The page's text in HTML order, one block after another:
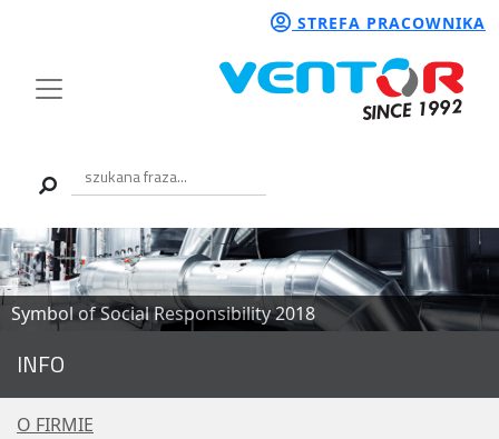
STREFA PRACOWNIKA
Symbol of Social Responsibility 2018
Symbol of Social Responsibility 2018
INFO
O FIRMIE